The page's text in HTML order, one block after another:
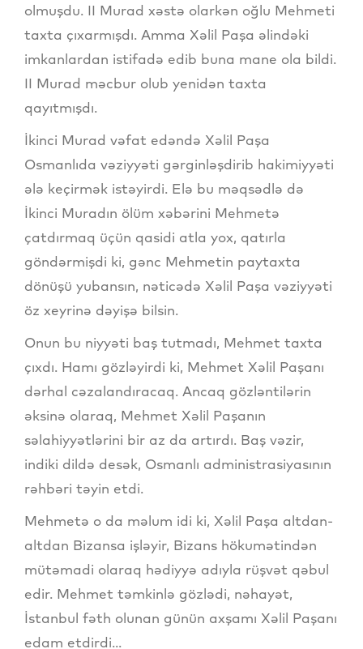
olmuşdu. II Murad xəstə olarkən oğlu Mehmeti
taxta çıxarmışdı. Amma Xəlil Paşa əlindəki
imkanlardan istifadə edib buna mane ola bildi.
II Murad məcbur olub yenidən taxta
qayıtmışdı.
İkinci Murad vəfat edəndə Xəlil Paşa
Osmanlıda vəziyyəti gərginləşdirib hakimiyyəti
ələ keçirmək istəyirdi. Elə bu məqsədlə də
İkinci Muradın ölüm xəbərini Mehmetə
çatdırmaq üçün qasidi atla yox, qatırla
göndərmişdi ki, gənc Mehmetin paytaxta
dönüşü yubansın, nəticədə Xəlil Paşa vəziyyəti
öz xeyrinə dəyişə bilsin.
Onun bu niyyəti baş tutmadı, Mehmet taxta
çıxdı. Hamı gözləyirdi ki, Mehmet Xəlil Paşanı
dərhal cəzalandıracaq. Ancaq gözləntilərin
əksinə olaraq, Mehmet Xəlil Paşanın
səlahiyyətlərini bir az da artırdı. Baş vəzir,
indiki dildə desək, Osmanlı administrasiyasının
rəhbəri təyin etdi.
Mehmetə o da məlum idi ki, Xəlil Paşa altdan-
altdan Bizansa işləyir, Bizans hökumətindən
mütəmadi olaraq hədiyyə adıyla rüşvət qəbul
edir. Mehmet təmkinlə gözlədi, nəhayət,
İstanbul fəth olunan günün axşamı Xəlil Paşanı
edam etdirdi...